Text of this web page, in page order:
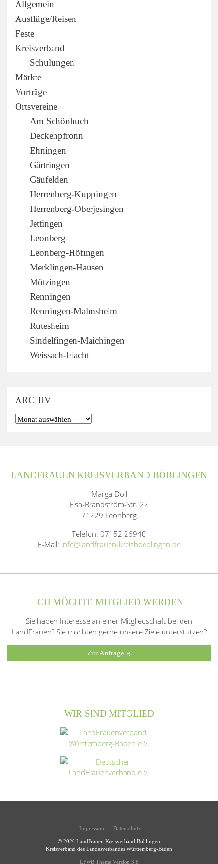
Allgemein
Ausflüge/Reisen
Feste
Kreisverband
Schulungen
Märkte
Vorträge
Ortsvereine
Am Schönbuch
Deckenpfronn
Ehningen
Gärtringen
Gäufelden
Herrenberg-Kuppingen
Herrenberg-Oberjesingen
Jettingen
Leonberg
Leonberg-Höfingen
Merklingen-Hausen
Mötzingen
Renningen
Renningen-Malmsheim
Rutesheim
Sindelfingen-Maichingen
Weissach-Flacht
ARCHIV
LANDFRAUEN KREISVERBAND BÖBLINGEN
Marga Doll
Elsa-Brandström-Str. 22
71229 Leonberg
Telefon: 07152 26940
E-Mail: info@landfrauen-kreisboeblingen.de
ICH MÖCHTE MITGLIED WERDEN
Sie haben Interesse an einer Mitgliedschaft bei den
LandFrauen? Sie möchten gerne unsere Ziele unterstützen?
Zur Anfrage
WIR SIND MITGLIED
Impressum Datenschutz
© 2026 LandFrauen Kreisverband Böblingen
Kreisverband des Landesverbandes Württemberg-Baden
LFWB Theme Version 3.8